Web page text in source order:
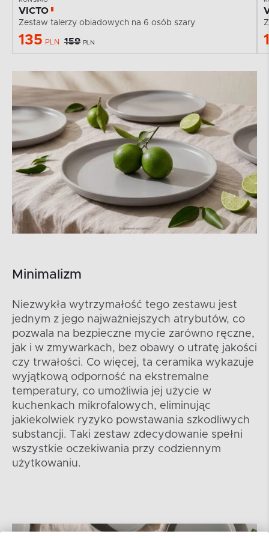
VICTO
Zestaw talerzy obiadowych na 6 osób szary
135 PLN 159 PLN
Minimalizm
Niezwykła wytrzymałość tego zestawu jest
jednym z jego najważniejszych atrybutów, co
pozwala na bezpieczne mycie zarówno ręczne,
jak i w zmywarkach, bez obawy o utratę jakości
czy trwałości. Co więcej, ta ceramika wykazuje
wyjątkową odporność na ekstremalne
temperatury, co umożliwia jej użycie w
kuchenkach mikrofalowych, eliminując
jakiekolwiek ryzyko powstawania szkodliwych
substancji. Taki zestaw zdecydowanie spełni
wszystkie oczekiwania przy codziennym
użytkowaniu.